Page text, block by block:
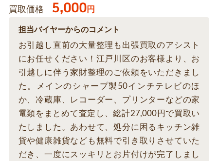
買取価格 5,000円
担当バイヤーからのコメント
お引越し直前の大量整理も出張買取のアシスト
にお任せください！江戸川区のお客様より、お
引越しに伴う家財整理のご依頼をいただきまし
た。メインのシャープ製50インチテレビのほ
か、冷蔵庫、レコーダー、プリンターなどの家
電類をまとめて査定し、総計27,000円で買取い
たしました。あわせて、処分に困るキッチン雑
貨や健康雑貨なども無料で引き取りさせていた
だき、一度にスッキリとお片付けが完了しまし